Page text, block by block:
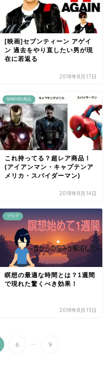
[映画]セブンティーン アゲイ
ン 過去をやり直したい男が現
在に若返る
2018年8月17日
MARVEL商品
これ持ってる？超レア商品！
(アイアンマン・キャプテンア
メリカ・スパイダーマン)
2018年8月14日
ブログ
瞑想の最適な時間とは？1週間
で現れた驚くべき効果！
2018年8月13日
6 ... 9